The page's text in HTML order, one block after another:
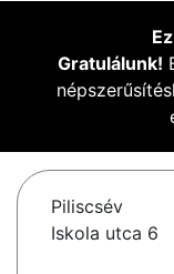
Gratulálunk!
Piliscsév
Iskola utca 6